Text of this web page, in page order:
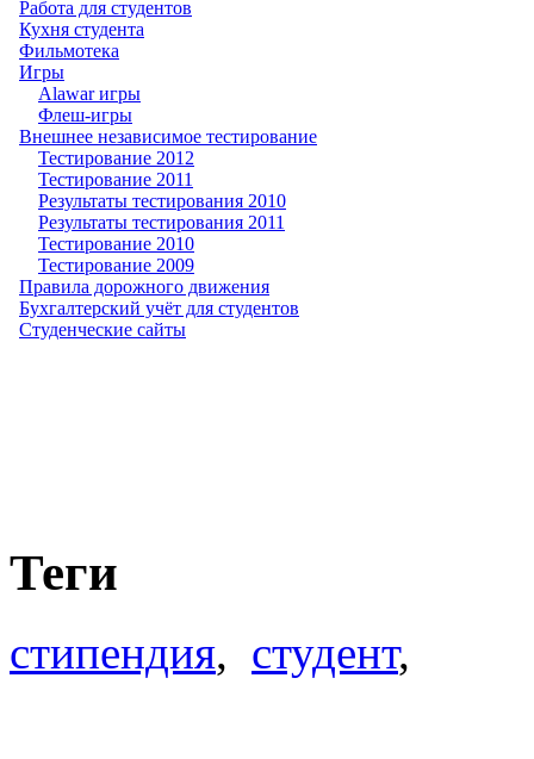
Работа для студентов
Кухня студента
Фильмотека
Игры
Alawar игры
Флеш-игры
Внешнее независимое тестирование
Тестирование 2012
Тестирование 2011
Результаты тестирования 2010
Результаты тестирования 2011
Тестирование 2010
Тестирование 2009
Правила дорожного движения
Бухгалтерский учёт для студентов
Студенческие сайты
Теги
стипендия, студент,